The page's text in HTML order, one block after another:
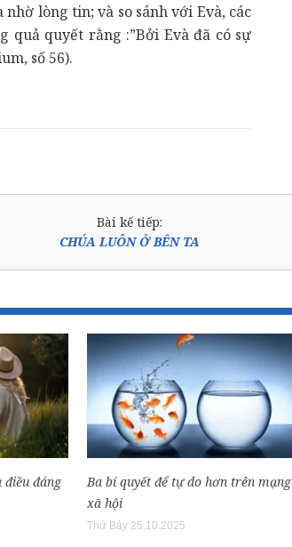
lòng tin; và so sánh với Evà, các
quyết rằng :”Bởi Evà đã có sự
số 56).
Bài kế tiếp:
CHÚA LUÔN Ở BÊN TA
điều đáng
Ba bí quyết để tự do hơn trên mạng
xã hội
Thứ Bảy 25.10.2025